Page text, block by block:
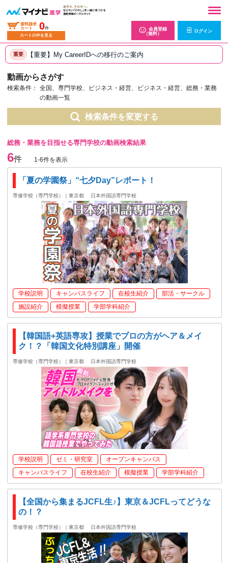
資料請求
カート
0件
カートの中を見る
会員登録
（無料）
ログイン
重要 【重要】My CareerIDへの移行のご案内
動画からさがす
検索条件：
全国、専門学校、ビジネス・経営、ビジネス・経営、総務・業務
の動画一覧
検索条件を変更する
総務・業務を目指せる専門学校の動画検索結果
6件 1-6件を表示
「夏の学園祭」“七夕Day”レポート！
専修学校（専門学校）｜東京都 日本外国語専門学校
学校説明 キャンパスライフ 在校生紹介
部活・サークル
施設紹介
模擬授業 学部学科紹介
【韓国語+英語専攻】授業でプロの方がヘア＆メイ
ク！？「韓国文化特別講座」開催
専修学校（専門学校）｜東京都 日本外国語専門学校
学校説明 ゼミ・研究室
オープンキャンパス
キャンパスライフ
在校生紹介 模擬授業 学部学科紹介
【全国から集まるJCFL生♪】東京＆JCFLってどうな
の！？
専修学校（専門学校）｜東京都 日本外国語専門学校